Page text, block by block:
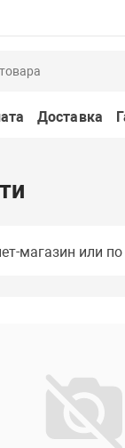
Доставка
магазин или